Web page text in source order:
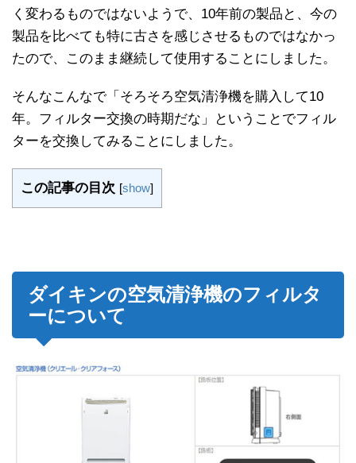
く変わるものではないようで、10年前の製品と、今の
製品を比べても特に古さを感じさせるものではなかっ
たので、このまま継続して使用することにしました。
そんなこんなで「そろそろ空気清浄機を購入して10
年。フィルター交換の時期だな」ということでフィル
ターを交換してみることにしました。
この記事の目次 [show]
ダイキンの空気清浄機のフィルタ
ーについて